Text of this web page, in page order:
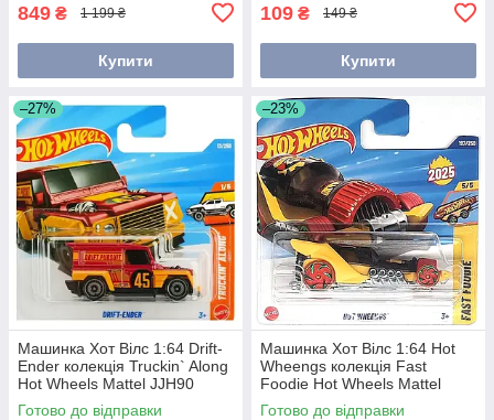
849 ₴ 1 199 ₴
Купити
109 ₴ 149 ₴
Купити
–27%
Машинка Хот Вілс 1:64 Drift-
Ender колекція Truckin` Along
Hot Wheels Mattel JJH90
Готово до відправки
–23%
Машинка Хот Вілс 1:64 Hot
Wheengs колекція Fast
Foodie Hot Wheels Mattel
JBC02
Готово до відправки